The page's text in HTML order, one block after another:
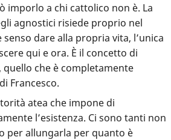
imporlo a chi cattolico non è. La
agnostici risiede proprio nel
dare alla propria vita, l’unica
qui e ora. È il concetto di
che è completamente
Francesco.
atea che impone di
l’esistenza. Ci sono tanti non
per allungarla per quanto è